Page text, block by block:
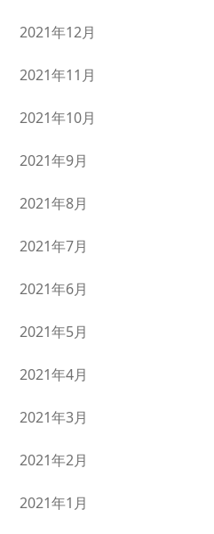
2021年12月
2021年11月
2021年10月
2021年9月
2021年8月
2021年7月
2021年6月
2021年5月
2021年4月
2021年3月
2021年2月
2021年1月